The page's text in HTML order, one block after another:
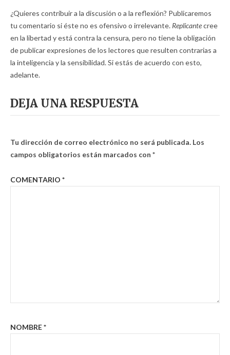
¿Quieres contribuir a la discusión o a la reflexión? Publicaremos
tu comentario si éste no es ofensivo o irrelevante. Replicantecree
en la libertad y está contra la censura, pero no tiene la obligación
de publicar expresiones de los lectores que resulten contrarias a
la inteligencia y la sensibilidad. Si estás de acuerdo con esto,
adelante.
DEJA UNA RESPUESTA
Tu dirección de correo electrónico no será publicada. Los
campos obligatorios están marcados con *
COMENTARIO *
NOMBRE*